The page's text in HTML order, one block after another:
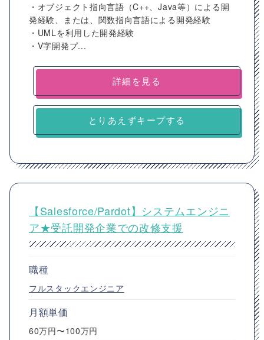
・オブジェクト指向言語（C++、Java等）による開
発経験、または、関数指向言語による開発経験
・UMLを利用した開発経験
・V字開発プ...
詳細を見る
とりあえずキープする
【Salesforce/Pardot】システムエンジニ
ア★受託開発企業での改修支援
職種
フルスタックエンジニア
月額単価
60万円〜100万円